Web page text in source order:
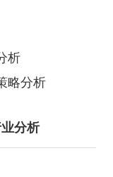
析
略分析
分析